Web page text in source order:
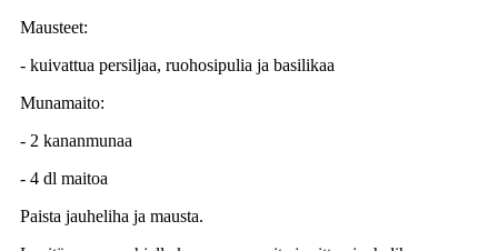
Mausteet:
- kuivattua persiljaa, ruohosipulia ja basilikaa
Munamaito:
- 2 kananmunaa
- 4 dl maitoa
Paista jauheliha ja mausta.